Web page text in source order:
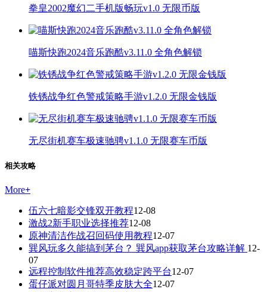
拳皇2002魔幻二手机版畅玩v1.0 无限币版
喵斯快跑2024音乐跑酷v3.11.0 全角色解锁
铁锈战争红色警戒策略手游v1.2.0 无限金钱版
无尽街机赛车极速驰骋v1.1.0 无限赛车币版
相关攻略
More+
伍六七暗影交锋双开教程12-08
激战2新手职业选择推荐12-08
原神清洁作战召回码使用教程12-07
巽风玩多久能搞到茅台？ 巽风app获取茅台攻略详解 12-
07
远程控制软件推荐高效稳定跨平台12-07
蛋仔派对圆月哥特季皮肤大全12-07